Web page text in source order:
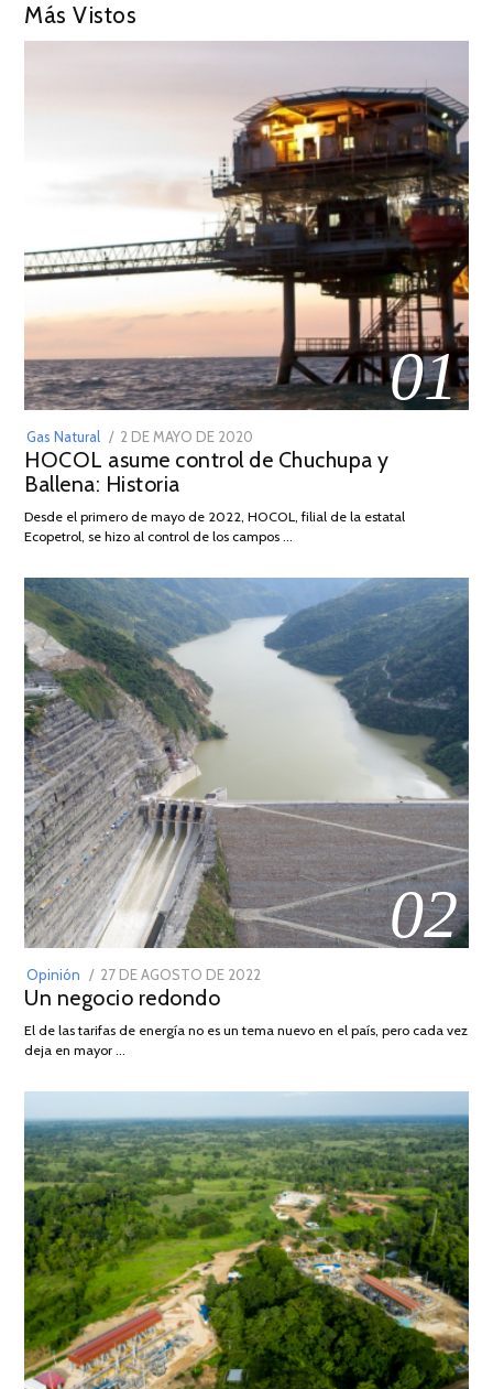
Más Vistos
01
Gas Natural
POSTED
ON
2 DE MAYO DE 2020
DE
2026
HOCOL asume control de Chuchupa y
Ballena: Historia
Desde el primero de mayo de 2022, HOCOL, filial de la estatal
Ecopetrol, se hizo al control de los campos …
02
Opinión
POSTED
ON
27 DE AGOSTO DE 2022
DE
Un negocio redondo
El de las tarifas de energía no es un tema nuevo en el país, pero cada vez
deja en mayor …